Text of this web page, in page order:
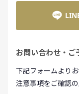
お問い合わせ・ご
下記フォームより
注意事項をご確認